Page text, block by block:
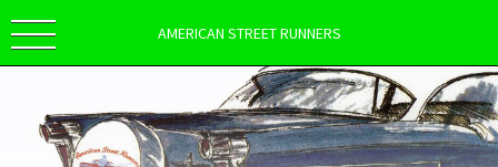
AMERICAN STREET RUNNERS